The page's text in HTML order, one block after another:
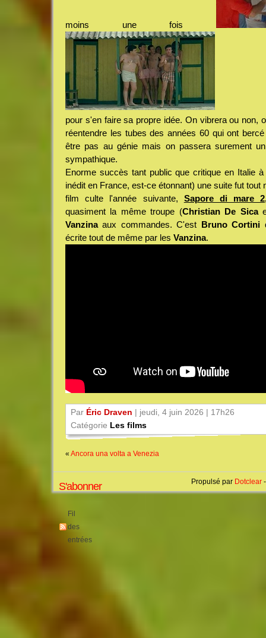
moins une fois
pour s'en faire sa propre idée. On vibrera ou non,
réentendre les tubes des années 60 qui ont
être pas au génie mais on passera surement
sympathique.
Enorme succès tant public que critique en Italie
inédit en France, est-ce étonnant) une suite fut tout
film culte l'année suivante, Sapore di mare
quasiment la même troupe (Christian De Sica
Vanzinaaux commandes. C'est Bruno Cortini
écrite tout de même par les Vanzina.
Par Éric Draven | jeudi, 4 juin 2026 | 17h26
Catégorie Les films
« Ancora una volta a Venezia
S'abonner
Fil
des
entrées
Propulsé par Dotclear